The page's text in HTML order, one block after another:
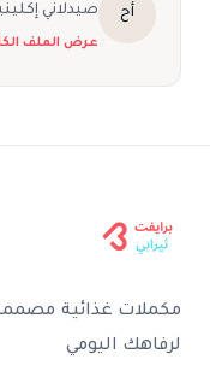
أح
صيدلاني
عرض الملف
مكملات غذائية
لرفاهك اليومي